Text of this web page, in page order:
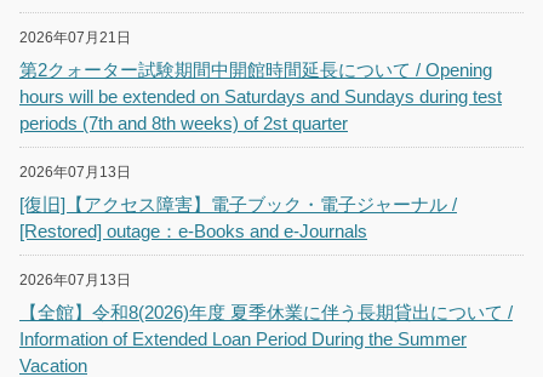
2026年07月21日
第2クォーター試験期間中開館時間延長について / Opening
hours will be extended on Saturdays and Sundays during test
periods (7th and 8th weeks) of 2st quarter
2026年07月13日
[復旧]【アクセス障害】電子ブック・電子ジャーナル /
[Restored] outage：e-Books and e-Journals
2026年07月13日
【全館】令和8(2026)年度 夏季休業に伴う長期貸出について /
Information of Extended Loan Period During the Summer
Vacation